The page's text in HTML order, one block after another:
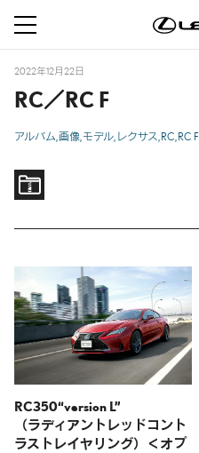
2022年12月22日
RC／RC F
アルバム 画像 モデル レクサス RC RC F
RC350“version L”
（ラディアントレッドコント
ラストレイヤリング）＜オプ